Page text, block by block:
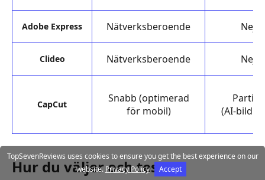
Adobe Express Nätverksberoende Nej
Clideo Nätverksberoende Nej
CapCut
Snabb (optimerad
för mobil)
Partiell
Hur du väljer och testar
TopSevenReviews uses cookies to ensure you get the best experience on our
website.Privacy Policy Accept